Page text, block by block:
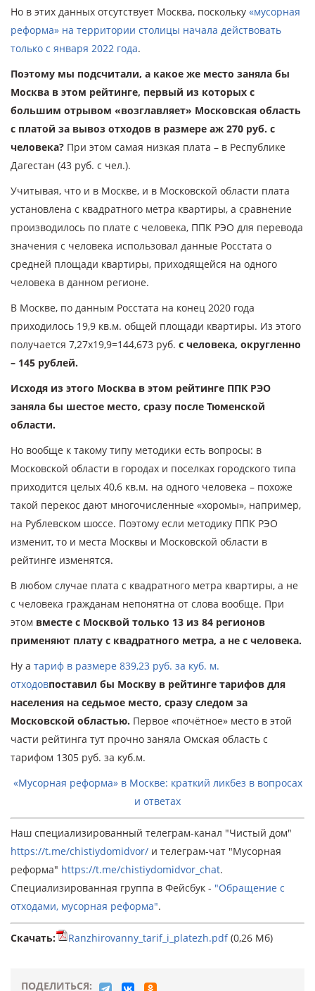
Но в этих данных отсутствует Москва, поскольку «мусорная
реформа» на территории столицы начала действовать
только с января 2022 года.
Поэтому мы подсчитали, а какое же место заняла бы
Москва в этом рейтинге, первый из которых с
большим отрывом «возглавляет» Московская область
с платой за вывоз отходов в размере аж 270 руб. с
человека? При этом самая низкая плата – в Республике
Дагестан (43 руб. с чел.).
Учитывая, что и в Москве, и в Московской области плата
установлена с квадратного метра квартиры, а сравнение
производилось по плате с человека, ППК РЭО для перевода
значения с человека использовал данные Росстата о
средней площади квартиры, приходящейся на одного
человека в данном регионе.
В Москве, по данным Росстата на конец 2020 года
приходилось 19,9 кв.м. общей площади квартиры. Из этого
получается 7,27х19,9=144,673 руб. с человека, округленно
– 145 рублей.
Исходя из этого Москва в этом рейтинге ППК РЭО
заняла бы шестое место, сразу после Тюменской
области.
Но вообще к такому типу методики есть вопросы: в
Московской области в городах и поселках городского типа
приходится целых 40,6 кв.м. на одного человека – похоже
такой перекос дают многочисленные «хоромы», например,
на Рублевском шоссе. Поэтому если методику ППК РЭО
изменит, то и места Москвы и Московской области в
рейтинге изменятся.
В любом случае плата с квадратного метра квартиры, а не
с человека гражданам непонятна от слова вообще. При
этом вместе с Москвой только 13 из 84 регионов
применяют плату с квадратного метра, а не с человека.
Ну а тариф в размере 839,23 руб. за куб. м.
отходовпоставил бы Москву в рейтинге тарифов для
населения на седьмое место, сразу следом за
Московской областью. Первое «почётное» место в этой
части рейтинга тут прочно заняла Омская область с
тарифом 1305 руб. за куб.м.
«Мусорная реформа» в Москве: краткий ликбез в вопросах
и ответах
Наш специализированный телеграм-канал "Чистый дом"
https://t.me/chistiydomidvor/ и телеграм-чат "Мусорная
реформа" https://t.me/chistiydomidvor_chat.
Специализированная группа в Фейсбук - "Обращение с
отходами, мусорная реформа".
Скачать: Ranzhirovanny_tarif_i_platezh.pdf(0,26 Мб)
ПОДЕЛИТЬСЯ: